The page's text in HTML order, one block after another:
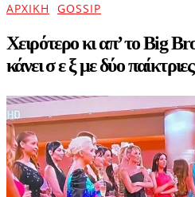
ΑΡΧΙΚΉ GOSSIP
Χειρότερο κι απ’ το Big
κάνει σ ε ξ με δύο